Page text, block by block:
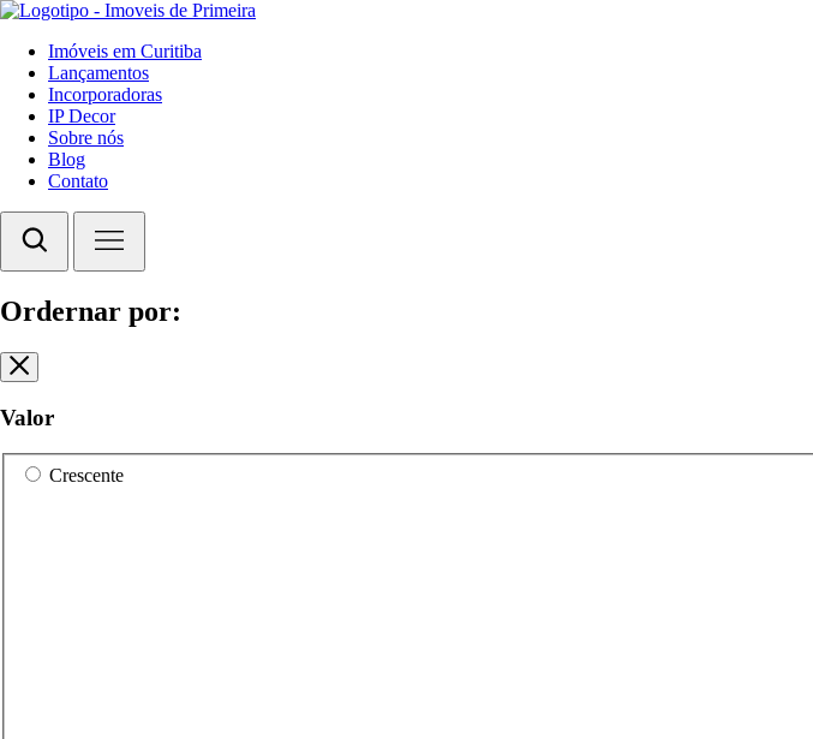
Imóveis em Curitiba
Lançamentos
Incorporadoras
IP Decor
Sobre nós
Blog
Contato
Ordernar por:
Valor
Crescente